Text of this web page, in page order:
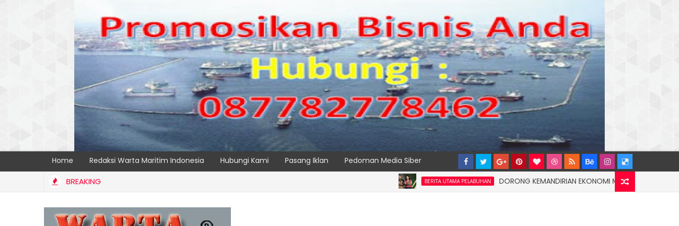
Home Redaksi Warta Maritim Indonesia Hubungi Kami Pasang Iklan Pedoman Media Siber
BREAKING BERITA UTAMA PELABUHAN DORONG KEMANDIRIAN EKONOMI MASYARAKAT PESISIR, PT